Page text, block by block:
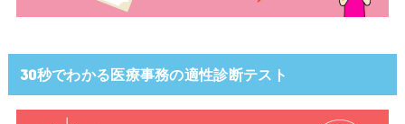
30秒でわかる医療事務の適性診断テスト